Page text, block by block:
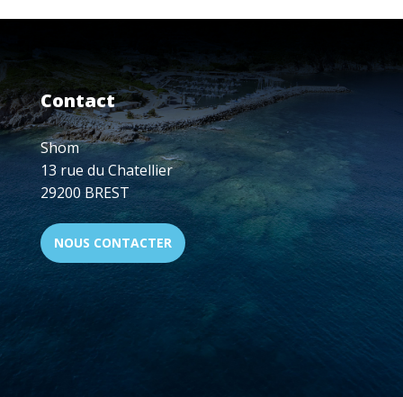
Contact
Shom
13 rue du Chatellier
29200 BREST
NOUS CONTACTER